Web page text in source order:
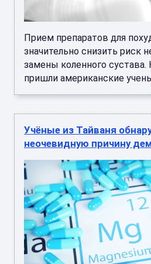
Прием препаратов для
значительно снизить риск
замены коленного
пришли американские
Учёные из Тайваня
неочевидную причину